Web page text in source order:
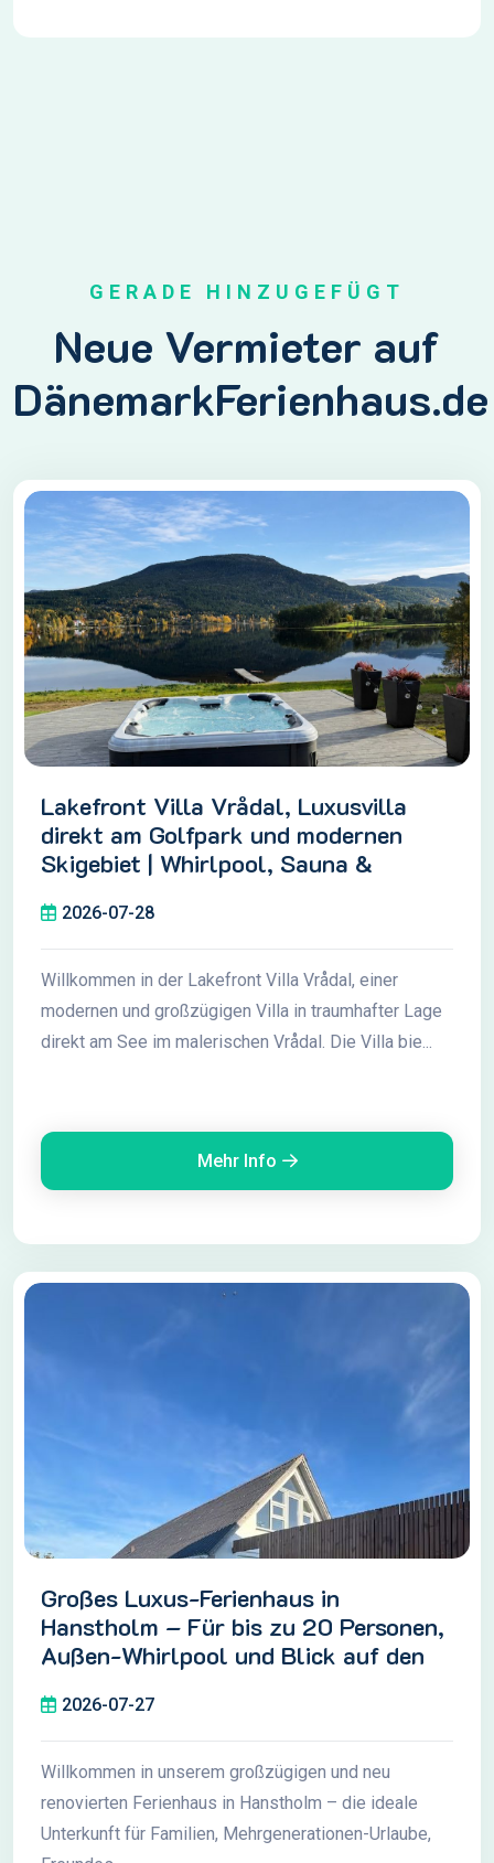
GERADE HINZUGEFÜGT
Neue Vermieter auf
DänemarkFerienhaus.de
Lakefront Villa Vrådal, Luxusvilla
direkt am Golfpark und modernen
Skigebiet | Whirlpool, Sauna &
2026-07-28
Willkommen in der Lakefront Villa Vrådal, einer
modernen und großzügigen Villa in traumhafter Lage
direkt am See im malerischen Vrådal. Die Villa bie...
Mehr Info
Großes Luxus-Ferienhaus in
Hanstholm – Für bis zu 20 Personen,
Außen-Whirlpool und Blick auf den
2026-07-27
Willkommen in unserem großzügigen und neu
renovierten Ferienhaus in Hanstholm – die ideale
Unterkunft für Familien, Mehrgenerationen-Urlaube,